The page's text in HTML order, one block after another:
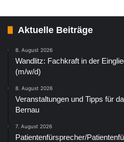
Aktuelle Beiträge
8. August 2026
Wandlitz: Fachkraft in der
(m/w/d)
8. August 2026
Veranstaltungen und Tipps für
Bernau
7. August 2026
Patientenfürsprecher/